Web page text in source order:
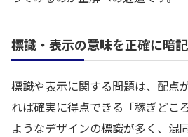
標識・表示の意味を正確に暗
標識や表示に関する問題は、配点
れば確実に得点できる「稼ぎどこ
ようなデザインの標識が多く、混